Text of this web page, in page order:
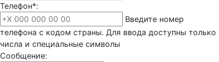
Телефон*:
Введите номер
телефона с кодом страны. Для ввода доступны только
числа и специальные символы
Сообщение: